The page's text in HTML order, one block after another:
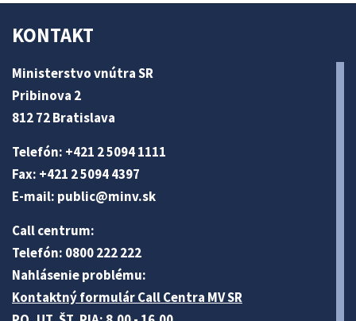
KONTAKT
Ministerstvo vnútra SR
Pribinova 2
812 72 Bratislava
Telefón: +421 2 5094 1111
Fax: +421 2 5094 4397
E-mail: public@minv.sk
Call centrum:
Telefón: 0800 222 222
Nahlásenie problému:
Kontaktný formulár Call Centra MV SR